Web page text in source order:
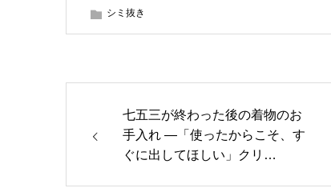
シミ抜き
七五三が終わった後の着物のお
手入れ —「使ったからこそ、す
ぐに出してほしい」クリ…